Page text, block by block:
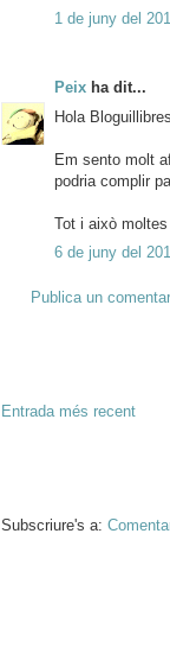
1 de juny del
Peix ha dit...
Hola Bloguillibres,
Em sento molt
podria complir
Tot i això
6 de juny del
Publica un
Entrada més recent
Subscriure's a: